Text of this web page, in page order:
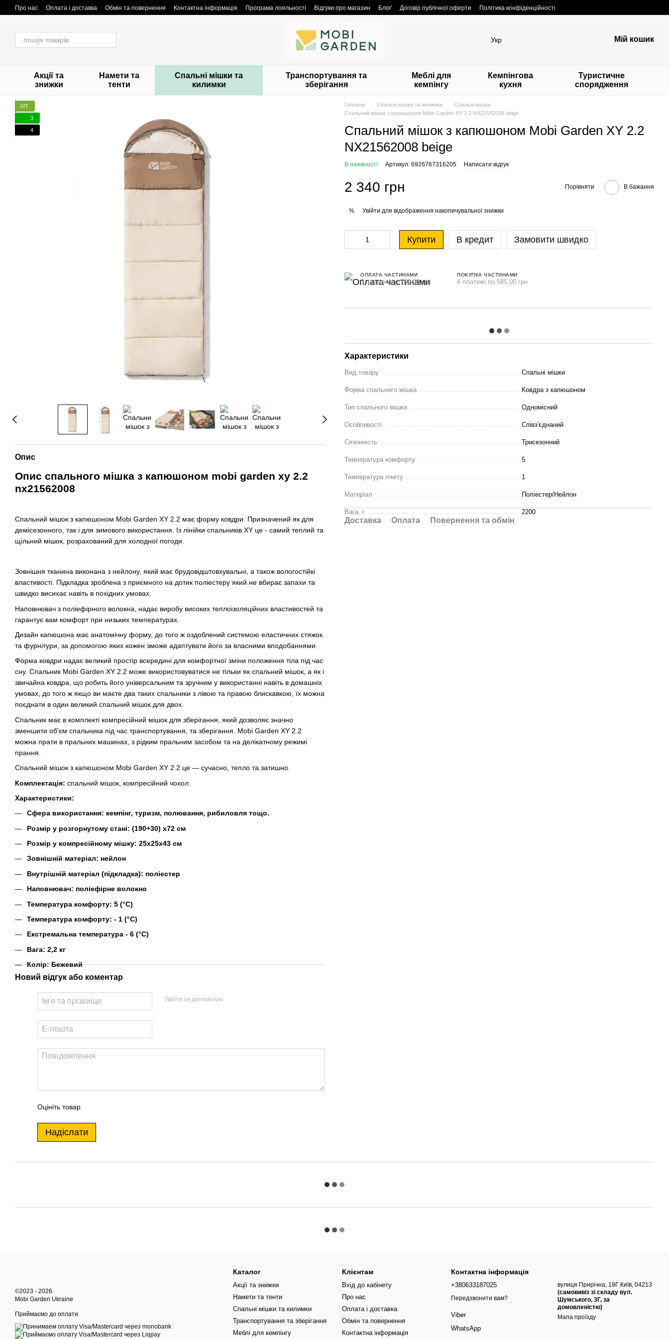
Перейти до основного контенту
Про нас Оплата і доставка Обмін та повернення Контактна інформація Програма лояльності Відгуки про магазин Блоґ Договір публічної оферти Політика конфіденційності
Укр Мій кошик
Акції та
знижки
Намети та
тенти
Спальні мішки та
килимки
Транспортування та
зберігання
Меблі для
кемпінгу
Кемпінгова
кухня
Туристичне
спорядження
ХІТ
3
4
Опис
Опис спального мішка з капюшоном mobi garden xy 2.2
nx21562008
Спальний мішок з капюшоном Mobi Garden XY 2.2 має форму ковдри. Призначений як для
демісезонного, так і для зимового використання. Із лінійки спальників XY це - самий теплий та
щільний мішок, розрахований для холодної погоди.
Зовнішня тканина виконана з нейлону, який має брудовідштовхувальні, а також вологостійкі
властивості. Підкладка зроблена з приємного на дотик поліестеру який не вбирає запахи та
швидко висихає навіть в похідних умовах.
Наповнювач з поліефірного волокна, надає виробу високих теплоізоляційних властивостей та
гарантує вам комфорт при низьких температурах.
Дизайн капюшона має анатомічну форму, до того ж оздоблений системою еластичних стяжок
та фурнітури, за допомогою яких кожен зможе адаптувати його за власними вподобаннями.
Форма ковдри надає великий простір всередині для комфортної зміни положення тіла під час
сну. Спальник Mobi Garden XY 2.2 може використовуватися не тільки як спальний мішок, а як і
звичайна ковдра, що робить його універсальним та зручним у використанні навіть в домашніх
умовах, до того ж якщо ви маєте два таких спальники з лівою та правою блискавкою, їх можна
поєднати в один великий спальний мішок для двох.
Спальник має в комплекті компресійний мішок для зберігання, який дозволяє значно
зменшити об'єм спальника під час транспортування, та зберігання. Mobi Garden XY 2.2
можна прати в пральних машинах, з рідким пральним засобом та на делікатному режимі
прання.
Спальний мішок з капюшоном Mobi Garden XY 2.2 це — сучасно, тепло та затишно.
Комплектація: спальний мішок, компресійний чохол.
Характеристики:
Сфера використання: кемпінг, туризм, полювання, рибиловля тощо.
Розмір у розгорнутому стані: (190+30) х72 см
Розмір у компресійному мішку: 25х25х43 см
Зовнішній матеріал: нейлон
Внутрішній матеріал (підкладка): поліестер
Наповнювач: поліефірне волокно
Температура комфорту: 5 (°C)
Температура комфорту: - 1 (°C)
Екстремальна температура - 6 (°C)
Вага: 2,2 кг
Колір: Бежевий
Новий відгук або коментар
Увійти за допомогою
Оцініть товар
Надіслати
Головна Спальні мішки та килимки
Спальні мішки
Спальний мішок з капюшоном Mobi Garden XY 2.2 NX21562008 beige
Спальний мішок з капюшоном Mobi Garden XY 2.2
NX21562008 beige
В наявності Артикул: 6926767316205 Написати відгук
2 340 грн Порівняти В бажання
% Увійти для відображення накопичувальної знижки
Купити В кредит Замовити швидко
ОПЛАТА ЧАСТИНАМИ
3 платежі по 780.00 грн
ПОКУПКА ЧАСТИНАМИ
4 платежі по 585.00 грн
Характеристики
Вид товару Спальні мішки
Форма спального мішка Ковдра з капюшоном
Тип спального мішка Одномісний
Особливості Співз'єднаний
Сезонність Трисезонний
Температура комфорту 5
Температура ліміту 1
Матеріал Поліестер/Нейлон
Вага, г 2200
Доставка Оплата Повернення та обмін
©2023 - 2026
Mobi Garden Ukraine
Приймаємо до оплати
Каталог
Акції та знижки
Намети та тенти
Спальні мішки та килимки
Транспортування та зберігання
Меблі для кемпінгу
Клієнтам
Вхід до кабінету
Про нас
Оплата і доставка
Обмін та повернення
Контактна інформація
Контактна інформація
+380633187025
Передзвонити вам?
Viber
WhatsApp
вулиця Прирічна, 19Г Київ, 04213
(самовивіз зі складу вул.
Шумського, 3Г, за
домовленістю)
Мапа проїзду